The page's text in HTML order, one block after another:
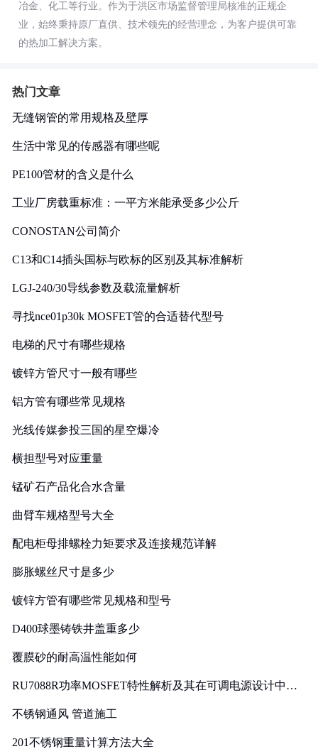
冶金、化工等行业。作为于洪区市场监督管理局核准的正规企
业，始终秉持原厂直供、技术领先的经营理念，为客户提供可靠
的热加工解决方案。
热门文章
无缝钢管的常用规格及壁厚
生活中常见的传感器有哪些呢
PE100管材的含义是什么
工业厂房载重标准：一平方米能承受多少公斤
CONOSTAN公司简介
C13和C14插头国标与欧标的区别及其标准解析
LGJ-240/30导线参数及载流量解析
寻找nce01p30k MOSFET管的合适替代型号
电梯的尺寸有哪些规格
镀锌方管尺寸一般有哪些
铝方管有哪些常见规格
光线传媒参投三国的星空爆冷
横担型号对应重量
锰矿石产品化合水含量
曲臂车规格型号大全
配电柜母排螺栓力矩要求及连接规范详解
膨胀螺丝尺寸是多少
镀锌方管有哪些常见规格和型号
D400球墨铸铁井盖重多少
覆膜砂的耐高温性能如何
RU7088R功率MOSFET特性解析及其在可调电源设计中的
不锈钢通风 管道施工
201不锈钢重量计算方法大全